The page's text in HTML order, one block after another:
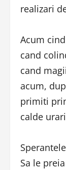
realizari
Acum
cand
cand
acum,
primiti
calde
Sa le preia